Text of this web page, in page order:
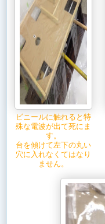
ビニールに触れると特
殊な電波が出て死にま
す。
台を傾けて左下の丸い
穴に入れなくてはなり
ません。